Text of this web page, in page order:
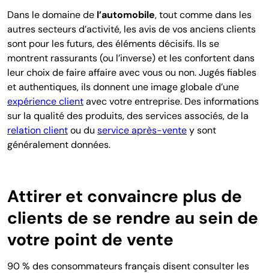
Dans le domaine de l’automobile, tout comme dans les
autres secteurs d’activité, les avis de vos anciens clients
sont pour les futurs, des éléments décisifs. Ils se
montrent rassurants (ou l’inverse) et les confortent dans
leur choix de faire affaire avec vous ou non. Jugés fiables
et authentiques, ils donnent une image globale d’une
expérience clientavec votre entreprise. Des informations
sur la qualité des produits, des services associés, de la
relation clientou du service après-ventey sont
généralement données.
Attirer et convaincre plus de
clients de se rendre au sein de
votre point de vente
90 % des consommateurs français disent consulter les